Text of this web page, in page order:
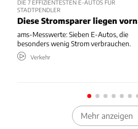
DIE 7 EFFIZIENTESTEN E-AUTOS FÜR
STADTPENDLER
Diese Stromsparer liegen vorn
ams-Messwerte: Sieben E-Autos, die
besonders wenig Strom verbrauchen.
Verkehr
Mehr anzeigen